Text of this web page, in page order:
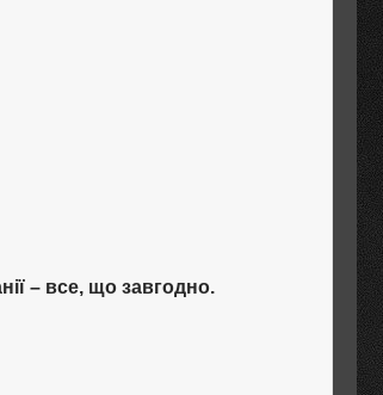
– все, що завгодно.